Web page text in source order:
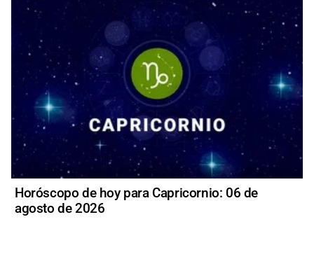
Horóscopo de hoy para Capricornio: 06 de
agosto de 2026